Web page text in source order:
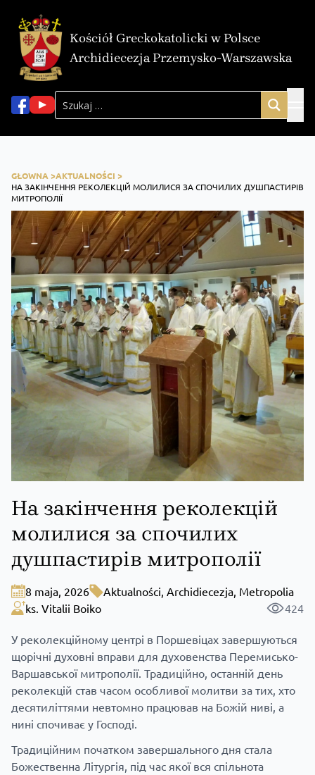
Kościół Greckokatolicki w Polsce
Archidiecezja Przemysko-Warszawska
GŁOWNA >AKTUALNOŚCI >
НА ЗАКІНЧЕННЯ РЕКОЛЕКЦІЙ МОЛИЛИСЯ ЗА СПОЧИЛИХ ДУШПАСТИРІВ
МИТРОПОЛІЇ
На закінчення реколекцій
молилися за спочилих
душпастирів митрополії
8 maja, 2026 Aktualności, Archidiecezja, Metropolia
ks. Vitalii Boiko
424
У реколекційному центрі в Поршевіцах завершуються
щорічні духовні вправи для духовенства Перемисько-
Варшавської митрополії. Традиційно, останній день
реколекцій став часом особливої молитви за тих, хто
десятиліттями невтомно працював на Божій ниві, а
нині спочиває у Господі.
Традиційним початком завершального дня стала
Божественна Літургія, під час якої вся спільнота